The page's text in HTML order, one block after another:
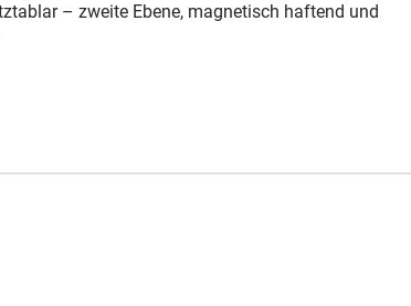
– zweite Ebene, magnetisch haftend und